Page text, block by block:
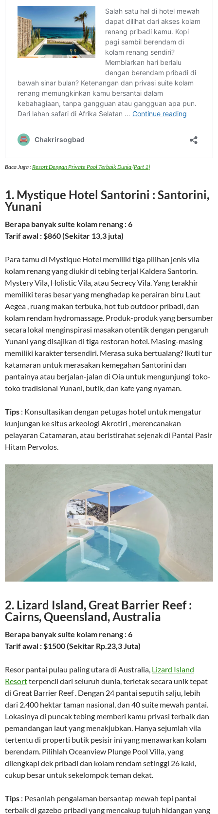
Baca Juga :Resort Dengan Private Pool Terbaik Dunia (Part 1)
1. Mystique Hotel Santorini : Santorini,
Yunani
Berapa banyak suite kolam renang : 6
Tarif awal : $860 (Sekitar 13,3 juta)
Para tamu di Mystique Hotel memiliki tiga pilihan jenis vila
kolam renang yang diukir di tebing terjal Kaldera Santorin.
Mystery Vila, Holistic Vila, atau Secrecy Vila. Yang terakhir
memiliki teras besar yang menghadap ke perairan biru Laut
Aegea , ruang makan terbuka, hot tub outdoor pribadi, dan
kolam rendam hydromassage. Produk-produk yang bersumber
secara lokal menginspirasi masakan otentik dengan pengaruh
Yunani yang disajikan di tiga restoran hotel. Masing-masing
memiliki karakter tersendiri. Merasa suka bertualang? Ikuti tur
katamaran untuk merasakan kemegahan Santorini dan
pantainya atau berjalan-jalan di Oia untuk mengunjungi toko-
toko tradisional Yunani, butik, dan kafe yang nyaman.
Tips : Konsultasikan dengan petugas hotel untuk mengatur
kunjungan ke situs arkeologi Akrotiri , merencanakan
pelayaran Catamaran, atau beristirahat sejenak di Pantai Pasir
Hitam Pervolos.
2. Lizard Island, Great Barrier Reef :
Cairns, Queensland, Australia
Berapa banyak suite kolam renang : 6
Tarif awal : $1500 (Sekitar Rp.23,3 Juta)
Resor pantai pulau paling utara di Australia, Lizard Island
Resortterpencil dari seluruh dunia, terletak secara unik tepat
di Great Barrier Reef . Dengan 24 pantai seputih salju, lebih
dari 2.400 hektar taman nasional, dan 40 suite mewah pantai.
Lokasinya di puncak tebing memberi kamu privasi terbaik dan
pemandangan laut yang menakjubkan. Hanya sejumlah vila
tertentu di properti butik pesisir ini yang menawarkan kolam
berendam. Pilihlah Oceanview Plunge Pool Villa, yang
dilengkapi dek pribadi dan kolam rendam setinggi 26 kaki,
cukup besar untuk sekelompok teman dekat.
Tips : Pesanlah pengalaman bersantap mewah tepi pantai
terbaik di gazebo pribadi yang mencakup tujuh hidangan yang